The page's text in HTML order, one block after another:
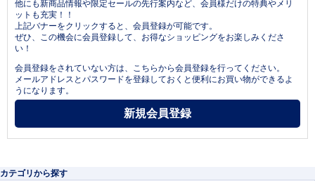
他にも新商品情報や限定セールの先行案内など、会員様だけの特典やメリ
ットも充実！！
上記バナーをクリックすると、会員登録が可能です。
ぜひ、この機会に会員登録して、お得なショッピングをお楽しみくださ
い！
会員登録をされていない方は、こちらから会員登録を行ってください。
メールアドレスとパスワードを登録しておくと便利にお買い物ができるよ
うになります。
カテゴリから探す